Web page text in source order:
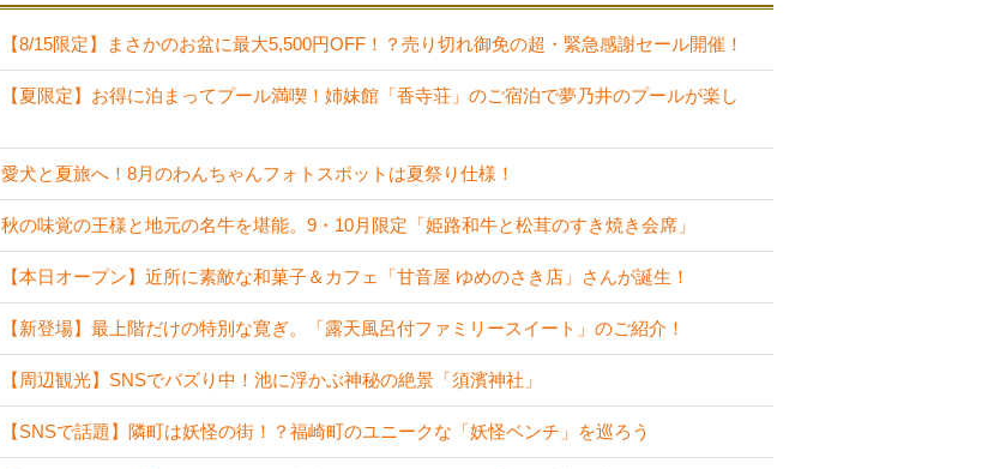
【8/15限定】まさかのお盆に最大5,500円OFF！？売り切れ御免の超・緊急感謝セール開催！
【夏限定】お得に泊まってプール満喫！姉妹館「香寺荘」のご宿泊で夢乃井のプールが楽し
愛犬と夏旅へ！8月のわんちゃんフォトスポットは夏祭り仕様！
秋の味覚の王様と地元の名牛を堪能。9・10月限定「姫路和牛と松茸のすき焼き会席」
【本日オープン】近所に素敵な和菓子＆カフェ「甘音屋 ゆめのさき店」さんが誕生！
【新登場】最上階だけの特別な寛ぎ。「露天風呂付ファミリースイート」のご紹介！
【周辺観光】SNSでバズり中！池に浮かぶ神秘の絶景「須濱神社」
【SNSで話題】隣町は妖怪の街！？福崎町のユニークな「妖怪ベンチ」を巡ろう